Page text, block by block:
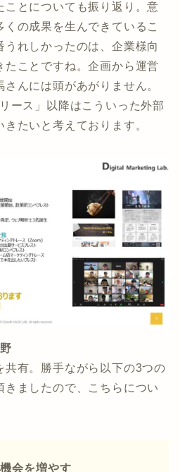
ことについても振り返り。意
の成果を生んできているこ
うれしかったのは、企業様向
たことですね。企画から運営
んには頭があがりません。
ース」以降はこういった外部
たいと考えております。
共有。勝手ながら以下の3つの
きましたので、こちらについ
会を増やす